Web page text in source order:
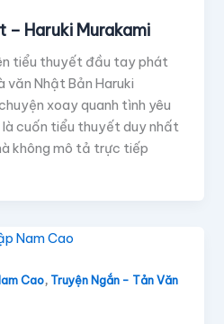
– Haruki Murakami
tiểu thuyết đầu tay phát
văn Nhật Bản Haruki
xoay quanh tình yêu
cuốn tiểu thuyết duy nhất
không mô tả trực tiếp
Cao, Truyện Ngắn - Tản Văn